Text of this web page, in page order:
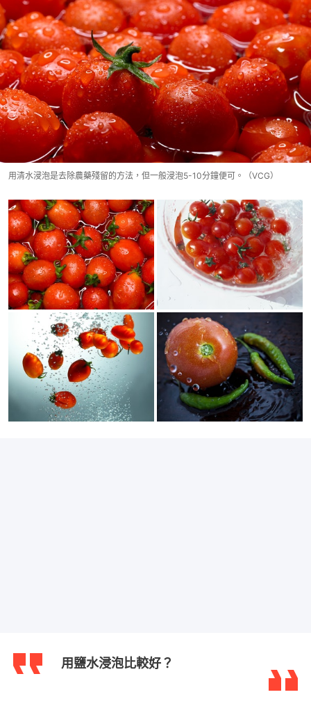
用清水浸泡是去除農藥殘留的方法，但一般浸泡5-10分鐘便可。（VCG）
用鹽水浸泡比較好？